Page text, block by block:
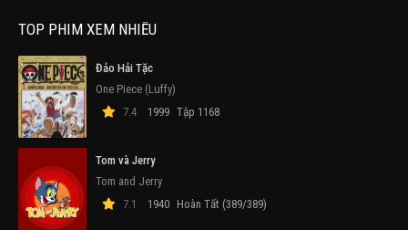
TOP PHIM XEM NHIỀU
Đảo Hải Tặc
One Piece (Luffy)
7.4
1999 Tập 1168
Tom và Jerry
Tom and Jerry
7.1
1940 Hoàn Tất (389/389)